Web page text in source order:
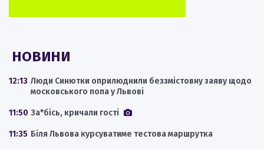
НОВИНИ
12:13 Люди Синютки оприлюднили беззмістовну заяву щодо
московського попа у Львові
11:50 За*бісь, кричали гості
11:35 Біля Львова курсуватиме тестова маршрутка